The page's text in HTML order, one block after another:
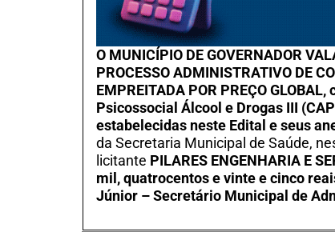
O MUNICÍPIO DE GOVERNADOR
PROCESSO ADMINISTRATIVO DE
EMPREITADA POR PREÇO
Psicossocial Álcool e Drogas III
estabelecidas neste Edital e seus
da Secretaria Municipal de Saúde,
licitante PILARES ENGENHARIA E
mil, quatrocentos e vinte e cinco
Júnior – Secretário Municipal de